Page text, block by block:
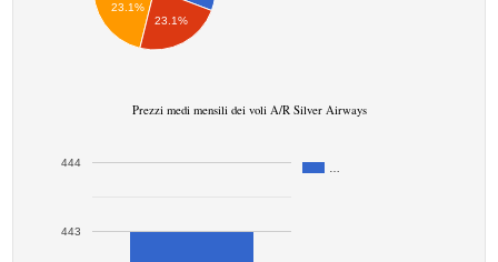
23.1%
23.1%
Prezzi medi mensili dei voli A/R Silver Airways
443
444